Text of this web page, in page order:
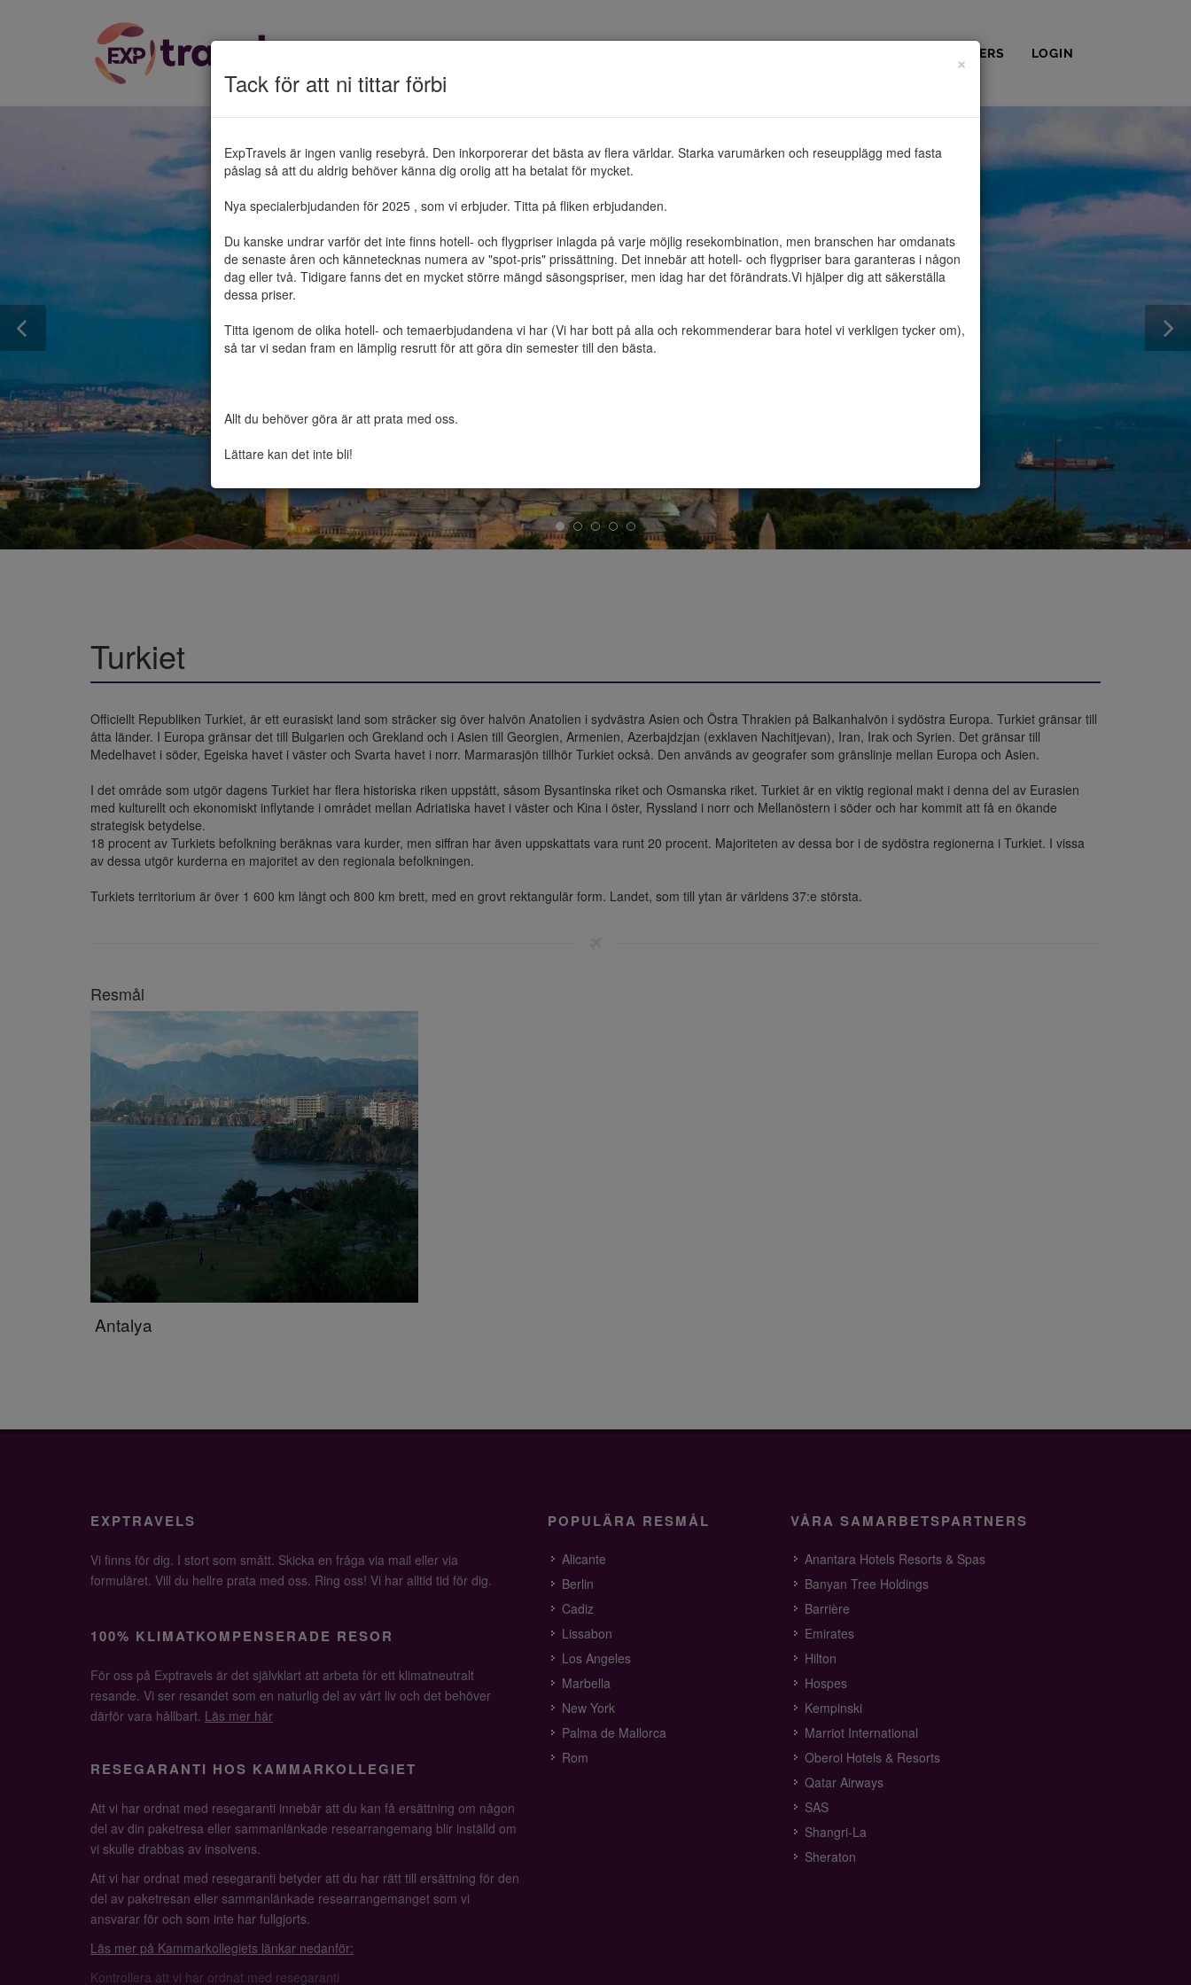
PARTNERS LOGIN
Tack för att ni tittar förbi
×
ExpTravels är ingen vanlig resebyrå. Den inkorporerar det bästa av flera världar. Starka varumärken och reseupplägg med fasta
påslag så att du aldrig behöver känna dig orolig att ha betalat för mycket.
Nya specialerbjudanden för 2025 , som vi erbjuder. Titta på fliken erbjudanden.
Du kanske undrar varför det inte finns hotell- och flygpriser inlagda på varje möjlig resekombination, men branschen har omdanats
de senaste åren och kännetecknas numera av "spot-pris" prissättning. Det innebär att hotell- och flygpriser bara garanteras i någon
dag eller två. Tidigare fanns det en mycket större mängd säsongspriser, men idag har det förändrats.Vi hjälper dig att säkerställa
dessa priser.
Titta igenom de olika hotell- och temaerbjudandena vi har (Vi har bott på alla och rekommenderar bara hotel vi verkligen tycker om),
så tar vi sedan fram en lämplig resrutt för att göra din semester till den bästa.
Allt du behöver göra är att prata med oss.
Lättare kan det inte bli!
Turkiet
Officiellt Republiken Turkiet, är ett eurasiskt land som sträcker sig över halvön Anatolien i sydvästra Asien och Östra Thrakien på Balkanhalvön i sydöstra Europa. Turkiet gränsar till
åtta länder. I Europa gränsar det till Bulgarien och Grekland och i Asien till Georgien, Armenien, Azerbajdzjan (exklaven Nachitjevan), Iran, Irak och Syrien. Det gränsar till
Medelhavet i söder, Egeiska havet i väster och Svarta havet i norr. Marmarasjön tillhör Turkiet också. Den används av geografer som gränslinje mellan Europa och Asien.
I det område som utgör dagens Turkiet har flera historiska riken uppstått, såsom Bysantinska riket och Osmanska riket. Turkiet är en viktig regional makt i denna del av Eurasien
med kulturellt och ekonomiskt inflytande i området mellan Adriatiska havet i väster och Kina i öster, Ryssland i norr och Mellanöstern i söder och har kommit att få en ökande
strategisk betydelse.
18 procent av Turkiets befolkning beräknas vara kurder, men siffran har även uppskattats vara runt 20 procent. Majoriteten av dessa bor i de sydöstra regionerna i Turkiet. I vissa
av dessa utgör kurderna en majoritet av den regionala befolkningen.
Turkiets territorium är över 1 600 km långt och 800 km brett, med en grovt rektangulär form. Landet, som till ytan är världens 37:e största.
Resmål
Antalya
EXPTRAVELS
Vi finns för dig. I stort som smått. Skicka en fråga via mail eller via
formuläret. Vill du hellre prata med oss. Ring oss! Vi har alltid tid för dig.
100% KLIMATKOMPENSERADE RESOR
För oss på Exptravels är det självklart att arbeta för ett klimatneutralt
resande. Vi ser resandet som en naturlig del av vårt liv och det behöver
därför vara hållbart. Läs mer här
RESEGARANTI HOS KAMMARKOLLEGIET
Att vi har ordnat med resegaranti innebär att du kan få ersättning om någon
del av din paketresa eller sammanlänkade researrangemang blir inställd om
vi skulle drabbas av insolvens.
Att vi har ordnat med resegaranti betyder att du har rätt till ersättning för den
del av paketresan eller sammanlänkade researrangemanget som vi
ansvarar för och som inte har fullgjorts.
Läs mer på Kammarkollegiets länkar nedanför:
Kontrollera att vi har ordnat med resegaranti
POPULÄRA RESMÅL
Alicante
Berlin
Cadiz
Lissabon
Los Angeles
Marbella
New York
Palma de Mallorca
Rom
VÅRA SAMARBETSPARTNERS
Anantara Hotels Resorts & Spas
Banyan Tree Holdings
Barrière
Emirates
Hilton
Hospes
Kempinski
Marriot International
Oberoi Hotels & Resorts
Qatar Airways
SAS
Shangri-La
Sheraton